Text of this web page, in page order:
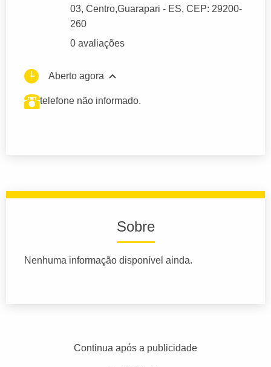
03, Centro,Guarapari - ES, CEP: 29200-
260
0 avaliações
Aberto agora
telefone não informado.
Sobre
Nenhuma informação disponível ainda.
Continua após a publicidade